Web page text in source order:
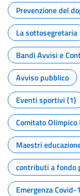
Prevenzione del
La sottosegretaria
Bandi Avvisi e
Avviso pubblico
Eventi sportivi (1)
Comitato
Maestri
contributi a fondo
Emergenza Covid-